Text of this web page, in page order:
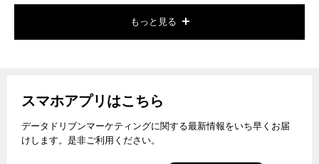
もっと見る
スマホアプリはこちら
データドリブンマーケティングに関する最新情報をいち早くお届
けします。是非ご利用ください。